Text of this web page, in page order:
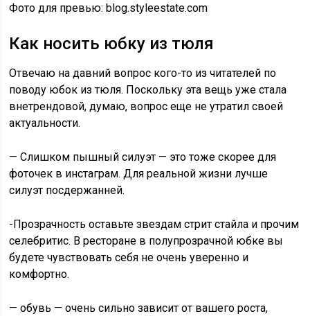
Фото для превью: blog.styleestate.com
Как носить юбку из тюля
Отвечаю на давний вопрос кого-то из читателей по
поводу юбок из тюля. Поскольку эта вещь уже стала
внетрендовой, думаю, вопрос еще не утратил своей
актуальности.
— Слишком пышный силуэт — это тоже скорее для
фоточек в инстаграм. Для реальной жизни лучше
силуэт посдержанней.
-Прозрачность оставьте звездам стрит стайла и прочим
селебритис. В ресторане в полупрозрачной юбке вы
будете чувствовать себя не очень уверенно и
комфортно.
— обувь — очень сильно зависит от вашего роста,